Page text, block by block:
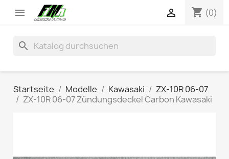
 shopping_cart (0)

search
Startseite Modelle Kawasaki
ZX-10R 06-07
ZX-10R 06-07 Zündungsdeckel Carbon Kawasaki